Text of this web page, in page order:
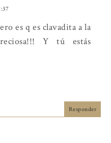
es q es clavadita a la
Y tú estás
Responder